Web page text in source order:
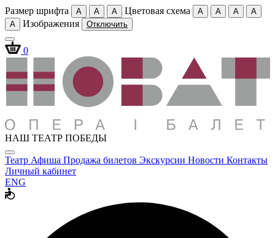
Размер шрифта A A A Цветовая схема A A A
A
A
Изображения Отключить
0
НАШ ТЕАТР ПОБЕДЫ
Театр Афиша Продажа билетов Экскурсии Новости Контакты
Личный кабинет
ENG